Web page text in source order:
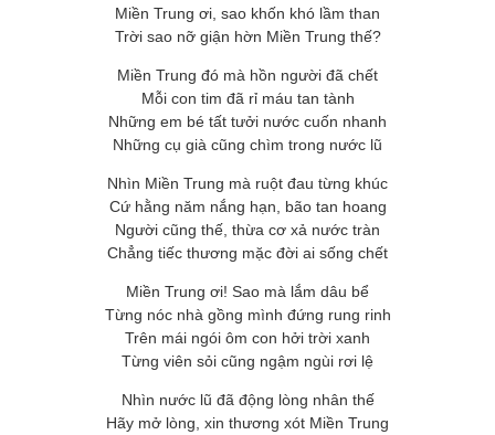
Miền Trung ơi, sao khốn khó lầm than
Trời sao nỡ giận hờn Miền Trung thế?
Miền Trung đó mà hồn người đã chết
Mỗi con tim đã rỉ máu tan tành
Những em bé tất tưởi nước cuốn nhanh
Những cụ già cũng chìm trong nước lũ
Nhìn Miền Trung mà ruột đau từng khúc
Cứ hằng năm nắng hạn, bão tan hoang
Người cũng thế, thừa cơ xả nước tràn
Chẳng tiếc thương mặc đời ai sống chết
Miền Trung ơi! Sao mà lắm dâu bể
Từng nóc nhà gồng mình đứng rung rinh
Trên mái ngói ôm con hởi trời xanh
Từng viên sỏi cũng ngậm ngùi rơi lệ
Nhìn nước lũ đã động lòng nhân thế
Hãy mở lòng, xin thương xót Miền Trung